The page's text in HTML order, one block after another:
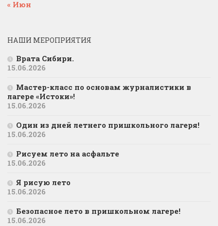
« Июн
НАШИ МЕРОПРИЯТИЯ
Врата Сибири.
15.06.2026
Мастер-класс по основам журналистики в
лагере «Истоки»!
15.06.2026
Один из дней летнего пришкольного лагеря!
15.06.2026
Рисуем лето на асфальте
15.06.2026
Я рисую лето
15.06.2026
Безопасное лето в пришкольном лагере!
15.06.2026